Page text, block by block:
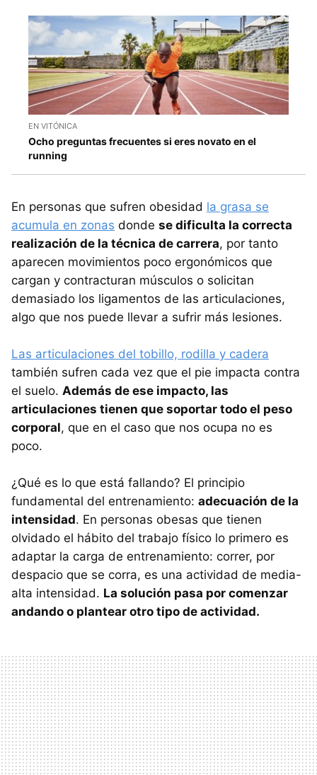
EN VITÓNICA
Ocho preguntas frecuentes si eres novato en el
running
En personas que sufren obesidad la grasa se
acumula en zonas donde se dificulta la correcta
realización de la técnica de carrera, por tanto
aparecen movimientos poco ergonómicos que
cargan y contracturan músculos o solicitan
demasiado los ligamentos de las articulaciones,
algo que nos puede llevar a sufrir más lesiones.
Las articulaciones del tobillo, rodilla y cadera
también sufren cada vez que el pie impacta contra
el suelo. Además de ese impacto, las
articulaciones tienen que soportar todo el peso
corporal, que en el caso que nos ocupa no es
poco.
¿Qué es lo que está fallando? El principio
fundamental del entrenamiento: adecuación de la
intensidad. En personas obesas que tienen
olvidado el hábito del trabajo físico lo primero es
adaptar la carga de entrenamiento: correr, por
despacio que se corra, es una actividad de media-
alta intensidad. La solución pasa por comenzar
andando o plantear otro tipo de actividad.